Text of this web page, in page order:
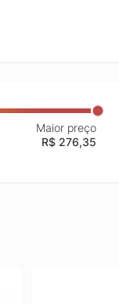
Maior preço
R$ 276,35